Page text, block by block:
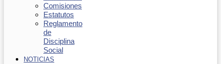
Comisiones
Estatutos
Reglamento
de
Disciplina
Social
NOTICIAS